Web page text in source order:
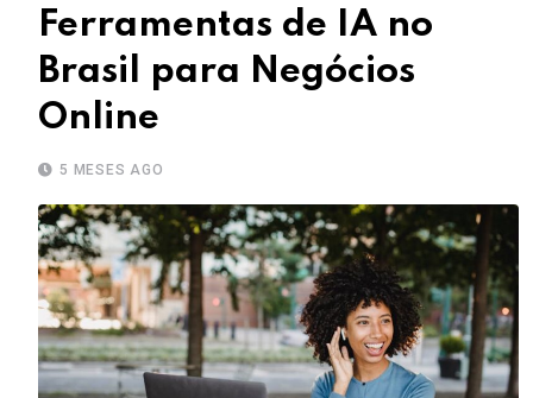
Ferramentas de IA no
Brasil para Negócios
Online
5 MESES AGO